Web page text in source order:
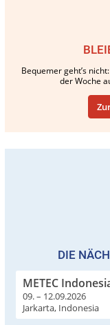
Bequemer geht’s
der Woche
DIE
METEC
09. – 12.09.2026
Jarkarta, Indonesia